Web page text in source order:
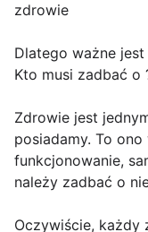
zdrowie
Dlatego ważne
Kto musi zadbać o
Zdrowie jest
posiadamy. To ono
funkcjonowanie,
należy zadbać o
Oczywiście, każdy